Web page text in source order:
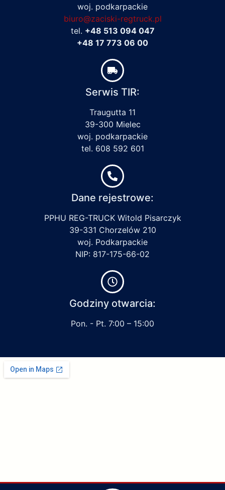
woj. podkarpackie
biuro@zaciski-regtruck.pl
tel. +48 513 094 047
+48 17 773 06 00
Serwis TIR:
Traugutta 11
39-300 Mielec
woj. podkarpackie
tel. 608 592 601
Dane rejestrowe:
PPHU REG-TRUCK Witold Pisarczyk
39-331 Chorzelów 210
woj. Podkarpackie
NIP: 817-175-66-02
Godziny otwarcia:
Pon. - Pt. 7:00 – 15:00